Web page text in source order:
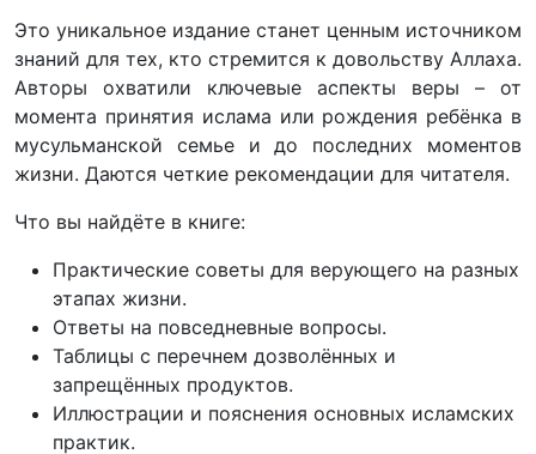
Это уникальное издание станет ценным источником
знаний для тех, кто стремится к довольству Аллаха.
Авторы охватили ключевые аспекты веры – от
момента принятия ислама или рождения ребёнка в
мусульманской семье и до последних моментов
жизни. Даются четкие рекомендации для читателя.
Что вы найдёте в книге:
Практические советы для верующего на разных
этапах жизни.
Ответы на повседневные вопросы.
Таблицы с перечнем дозволённых и
запрещённых продуктов.
Иллюстрации и пояснения основных исламских
практик.